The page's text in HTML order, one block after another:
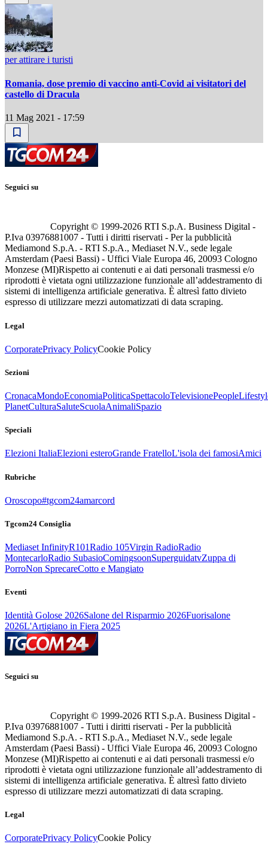
per attirare i turisti
Romania, dose premio di vaccino anti-Covid ai visitatori del
castello di Dracula
11 Mag 2021 - 17:59
Seguici su
Copyright © 1999-2026 RTI S.p.A. Business Digital -
P.Iva 03976881007 - Tutti i diritti riservati - Per la pubblicità
Mediamond S.p.A. - RTI S.p.A., Mediaset N.V., sede legale
Amsterdam (Paesi Bassi) - Uffici Viale Europa 46, 20093 Cologno
Monzese (MI)Rispetto ai contenuti e ai dati personali trasmessi e/o
riprodotti è vietata ogni utilizzazione funzionale all’addestramento di
sistemi di intelligenza artificiale generativa. È altresì fatto divieto
espresso di utilizzare mezzi automatizzati di data scraping.
Legal
CorporatePrivacy PolicyCookie Policy
Sezioni
CronacaMondoEconomiaPoliticaSpettacoloTelevisionePeople
PlanetCulturaSaluteScuolaAnimaliSpazio
Speciali
Elezioni ItaliaElezioni esteroGrande FratelloL'isola dei famosiAmici
Rubriche
Oroscopo#tgcom24amarcord
Tgcom24 Consiglia
Mediaset InfinityR101Radio 105Virgin RadioRadio
MontecarloRadio SubasioComingsoonSuperguidatvZuppa di
PorroNon SprecareCotto e Mangiato
Eventi
Identità Golose 2026Salone del Risparmio 2026Fuorisalone
2026L'Artigiano in Fiera 2025
Seguici su
Copyright © 1999-2026 RTI S.p.A. Business Digital -
P.Iva 03976881007 - Tutti i diritti riservati - Per la pubblicità
Mediamond S.p.A. - RTI S.p.A., Mediaset N.V., sede legale
Amsterdam (Paesi Bassi) - Uffici Viale Europa 46, 20093 Cologno
Monzese (MI)Rispetto ai contenuti e ai dati personali trasmessi e/o
riprodotti è vietata ogni utilizzazione funzionale all’addestramento di
sistemi di intelligenza artificiale generativa. È altresì fatto divieto
espresso di utilizzare mezzi automatizzati di data scraping.
Legal
CorporatePrivacy PolicyCookie Policy